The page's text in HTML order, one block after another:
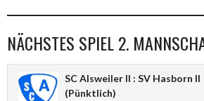
NÄCHSTES SPIEL 2.
SC Alsweiler II : SV Hasborn II
(Pünktlich)